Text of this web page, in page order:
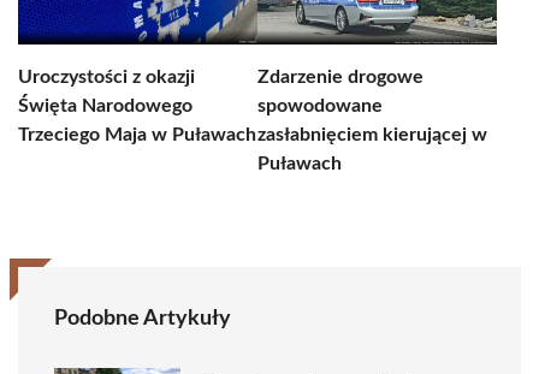
Uroczystości z okazji
Święta Narodowego
Trzeciego Maja w Puławach
Zdarzenie drogowe
spowodowane
zasłabnięciem kierującej w
Puławach
Podobne Artykuły